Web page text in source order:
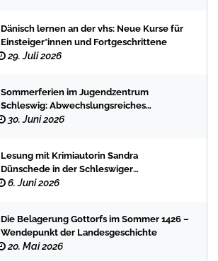
Dänisch lernen an der vhs: Neue Kurse für
Einsteiger*innen und Fortgeschrittene
29. Juli 2026
Sommerferien im Jugendzentrum
Schleswig: Abwechslungsreiches
Programm für Kinder und Jugendliche
30. Juni 2026
Lesung mit Krimiautorin Sandra
Dünschede in der Schleswiger
Stadtbücherei
6. Juni 2026
Die Belagerung Gottorfs im Sommer 1426 –
Wendepunkt der Landesgeschichte
20. Mai 2026